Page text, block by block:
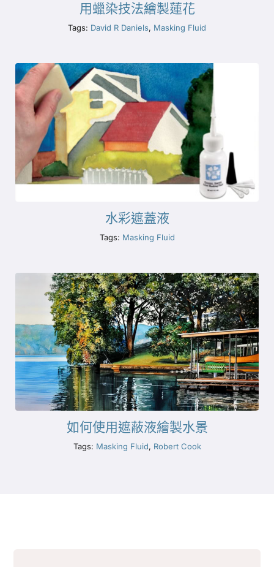
用蠟染技法繪製蓮花
Tags: David R Daniels, Masking Fluid
水彩遮蓋液
Tags: Masking Fluid
如何使用遮蔽液繪製水景
Tags: Masking Fluid, Robert Cook